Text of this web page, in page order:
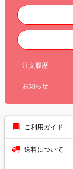
注文履歴
お知らせ
ご利用ガイド
送料について